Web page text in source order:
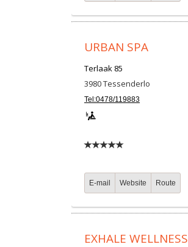
URBAN SPA
Terlaak 85
3980Tessenderlo
Tel:0478/119883
E-mail Website Route
EXHALE WELLNESS